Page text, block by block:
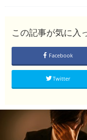
この記事が気に入
Facebook
Twitter